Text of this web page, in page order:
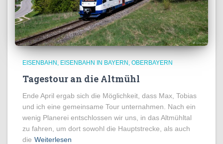
EISENBAHN EISENBAHN IN BAYERN OBERBAYERN
Tagestour an die Altmühl
Ende April ergab sich die Möglichkeit, dass Max, Tobias
und ich eine gemeinsame Tour unternahmen. Nach ein
wenig Planerei entschlossen wir uns, in das Altmühltal
zu fahren, um dort sowohl die Hauptstrecke, als auch
die Weiterlesen